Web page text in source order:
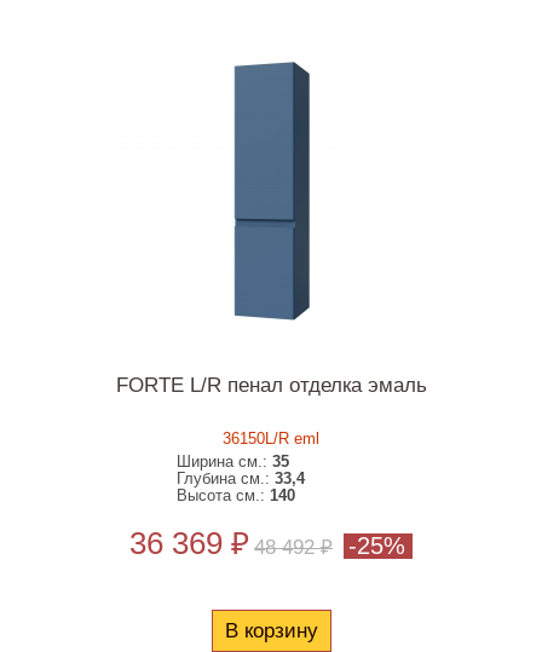
FORTE L/R пенал отделка эмаль
36150L/R eml
Ширина см.:35
Глубина см.:33,4
Высота см.:140
36 369 ₽ 48 492 ₽ -25%
В корзину